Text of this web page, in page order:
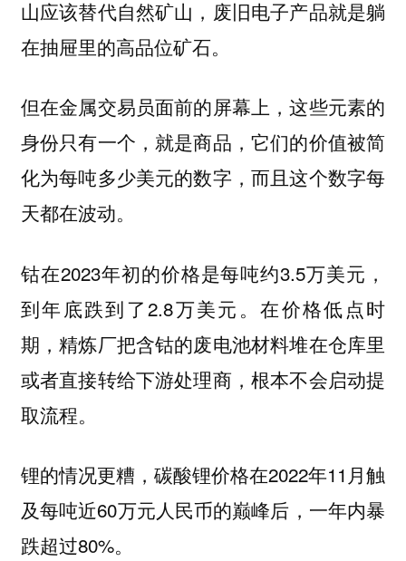
山应该替代自然矿山，废旧电子产品就是躺
在抽屉里的高品位矿石。
但在金属交易员面前的屏幕上，这些元素的
身份只有一个，就是商品，它们的价值被简
化为每吨多少美元的数字，而且这个数字每
天都在波动。
钴在2023年初的价格是每吨约3.5万美元，
到年底跌到了2.8万美元。在价格低点时
期，精炼厂把含钴的废电池材料堆在仓库里
或者直接转给下游处理商，根本不会启动提
取流程。
锂的情况更糟，碳酸锂价格在2022年11月触
及每吨近60万元人民币的巅峰后，一年内暴
跌超过80%。